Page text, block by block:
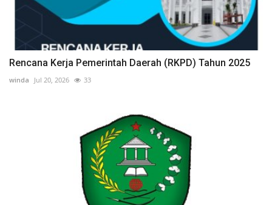
Rencana Kerja Pemerintah Daerah (RKPD) Tahun 2025
winda Jul 20, 2026 33